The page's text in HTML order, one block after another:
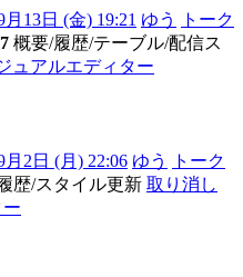
月13日 (金) 19:21 ゆう
トーク
概要/履歴/テーブル/配信ス
ュアルエディター
月2日 (月) 22:06 ゆう
トーク
歴/スタイル更新 取り消し